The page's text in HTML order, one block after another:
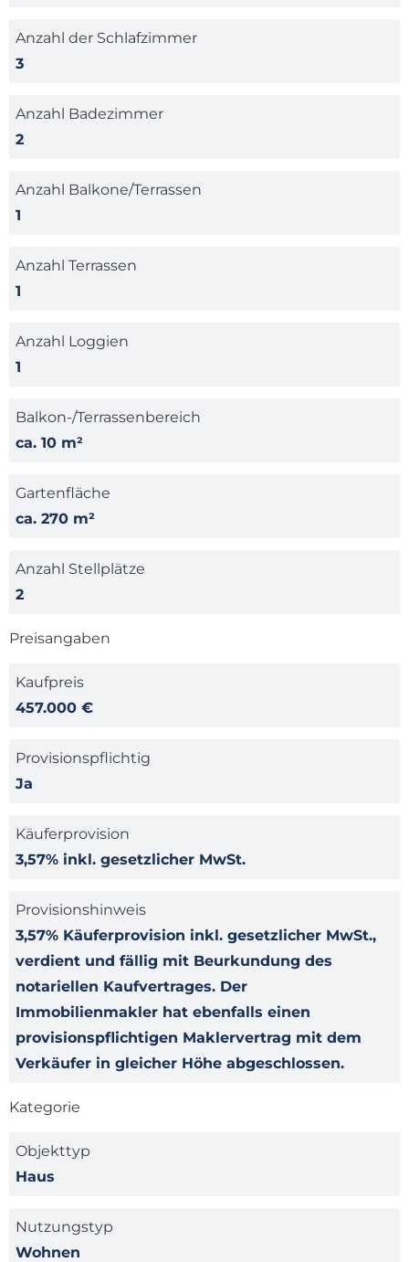
Anzahl der Schlafzimmer
3
Anzahl Badezimmer
2
Anzahl Balkone/Terrassen
1
Anzahl Terrassen
1
Anzahl Loggien
1
Balkon-/Terrassenbereich
ca. 10 m²
Gartenfläche
ca. 270 m²
Anzahl Stellplätze
2
Preisangaben
Kaufpreis
457.000 €
Provisionspflichtig
Ja
Käuferprovision
3,57% inkl. gesetzlicher MwSt.
Provisionshinweis
3,57% Käuferprovision inkl. gesetzlicher MwSt.,
verdient und fällig mit Beurkundung des
notariellen Kaufvertrages. Der
Immobilienmakler hat ebenfalls einen
provisionspflichtigen Maklervertrag mit dem
Verkäufer in gleicher Höhe abgeschlossen.
Kategorie
Objekttyp
Haus
Nutzungstyp
Wohnen